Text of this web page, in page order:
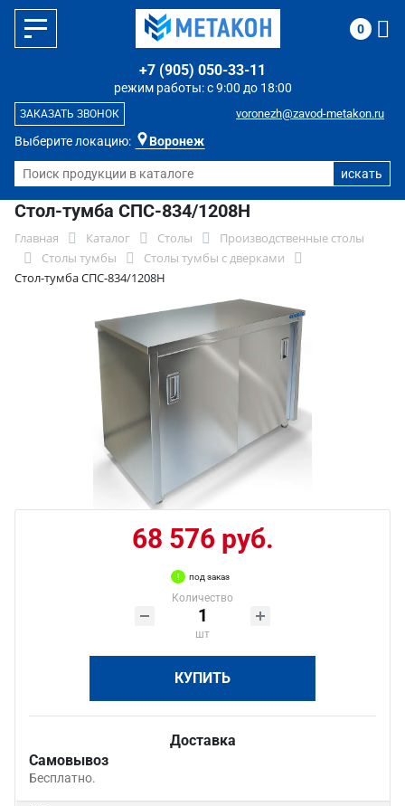
Выберите локацию: Воронеж
режим работы: с 9:00 до 18:00
+7 (905) 050-33-11
voronezh@zavod-metakon.ru
ЗАКАЗАТЬ ЗВОНОК
0
Стол-тумба СПС-834/1208Н
Главная Каталог Столы
Производственные столы
Столы тумбы
Столы тумбы с дверками
Стол-тумба СПС-834/1208Н
68 576 руб.
под заказ
Количество
шт
КУПИТЬ
Доставка
Самовывоз
Бесплатно.